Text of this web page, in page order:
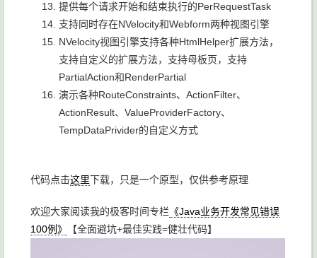
提供每个请求开始和结束执行的PerRequestTask
支持同时存在NVelocity和Webform两种视图引擎
NVelocity视图引擎支持各种HtmlHelper扩展方法，
支持自定义的扩展方法，支持母板页，支持
PartialAction和RenderPartial
演示各种RouteConstraints、ActionFilter、
ActionResult、ValueProviderFactory、
TempDataPrivider的自定义方式
代码点击这里下载，只是一个原型，仅供参考原理
欢迎大家阅读我的极客时间专栏 《Java业务开发常见错误
100例》
【全面避坑+最佳实践=健壮代码】